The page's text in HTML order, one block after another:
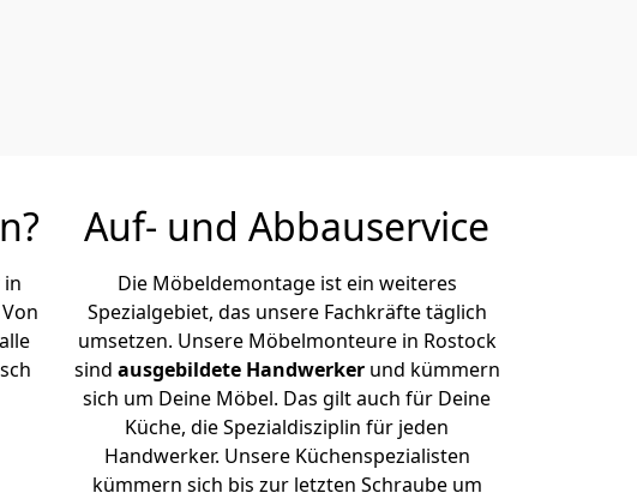
Auf- und Abbauservice
Die Möbeldemontage ist ein weiteres
Spezialgebiet, das unsere Fachkräfte täglich
umsetzen. Unsere Möbelmonteure in Rostock
sind ausgebildete Handwerker und kümmern
sich um Deine Möbel. Das gilt auch für Deine
Küche, die Spezialdisziplin für jeden
Handwerker. Unsere Küchenspezialisten
kümmern sich bis zur letzten Schraube um